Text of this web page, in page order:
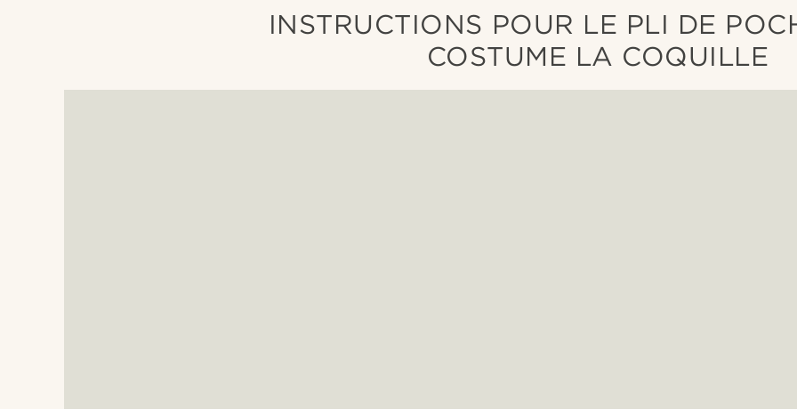
INSTRUCTIONS POUR LE PLI DE
COSTUME LA COQUILLE